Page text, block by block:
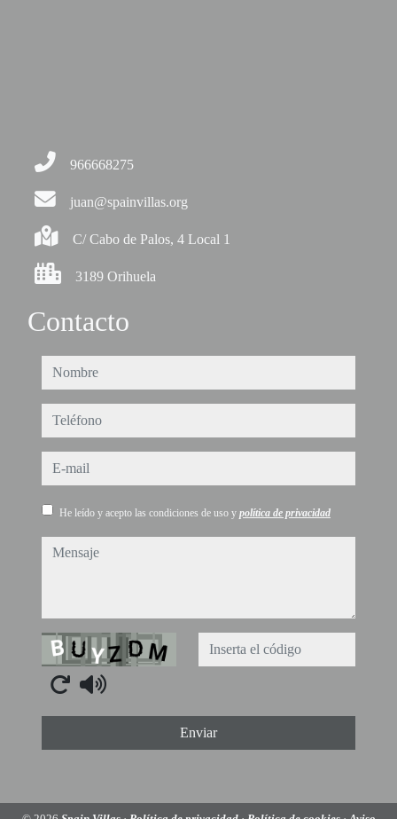
966668275
juan@spainvillas.org
C/ Cabo de Palos, 4 Local 1
3189 Orihuela
Contacto
nombre
teléfono
e-mail
He leído y acepto las condiciones de uso y política de privacidad
mensaje
Captcha
Enviar